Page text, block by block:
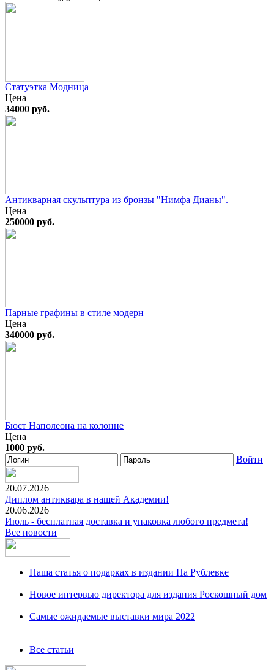
Статуэтка Модница
Цена
34000 руб.
Антикварная скульптура из бронзы "Нимфа Дианы".
Цена
250000 руб.
Парные графины в стиле модерн
Цена
340000 руб.
Бюст Наполеона на колонне
Цена
1000 руб.
Войти
20.07.2026
Диплом антиквара в нашей Академии!
20.06.2026
Июль - бесплатная доставка и упаковка любого предмета!
Все новости
Наша статья о подарках в издании На Рублевке
Новое интервью директора для издания Роскошный дом
Самые ожидаемые выставки мира 2022
Все статьи